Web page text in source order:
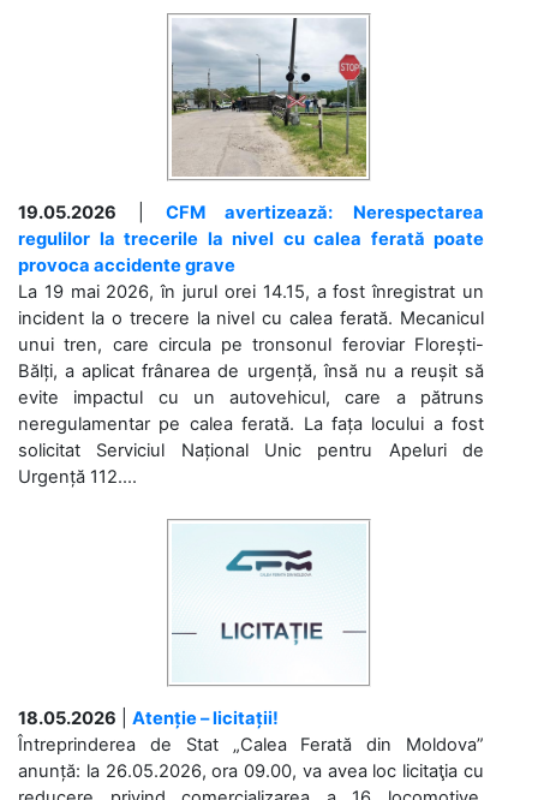
19.05.2026
CFM avertizează: Nerespectarea
regulilor la trecerile la nivel cu calea ferată poate
provoca accidente grave
La 19 mai 2026, în jurul orei 14.15, a fost înregistrat un
incident la o trecere la nivel cu calea ferată. Mecanicul
unui tren, care circula pe tronsonul feroviar Florești-
Bălți, a aplicat frânarea de urgență, însă nu a reușit să
evite impactul cu un autovehicul, care a pătruns
neregulamentar pe calea ferată. La fața locului a fost
solicitat Serviciul Național Unic pentru Apeluri de
Urgență 112....
18.05.2026
Atenție – licitații!
Întreprinderea de Stat „Calea Ferată din Moldova”
anunță: la 26.05.2026, ora 09.00, va avea loc licitaţia cu